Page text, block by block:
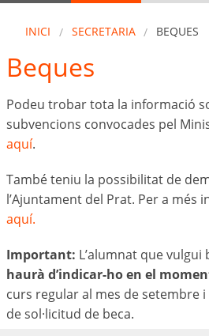
INICI SECRETARIA BEQUES
Beques
Podeu trobar tota la informació
subvencions convocades pel
aquí.
També teniu la possibilitat de
l’Ajuntament del Prat. Per a més
aquí.
Important: L’alumnat que
haurà d’indicar-ho en el
curs regular al mes de setembre
de sol·licitud de beca.